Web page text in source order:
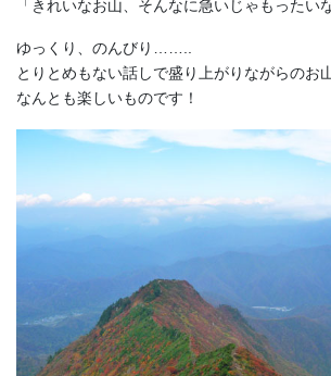
「きれいなお山、そんなに急いじゃもったい
ゆっくり、のんびり……..
とりとめもない話しで盛り上がりながらのお
なんとも楽しいものです！